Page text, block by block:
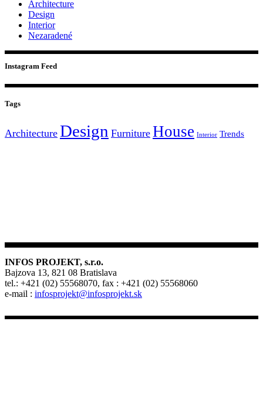
Architecture
Design
Interior
Nezaradené
Instagram Feed
Tags
Architecture Design Furniture House Interior Trends
INFOS PROJEKT, s.r.o.
Bajzova 13, 821 08 Bratislava
tel.: +421 (02) 55568070, fax : +421 (02) 55568060
e-mail : infosprojekt@infosprojekt.sk